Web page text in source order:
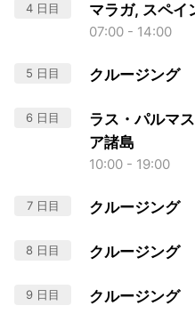
4 日目 マラガ, スペイ
07:00 - 14:00
5 日目 クルージング
6 日目
ラス・パルマ
ア諸島
10:00 - 19:00
7 日目 クルージング
8 日目 クルージング
9 日目 クルージング